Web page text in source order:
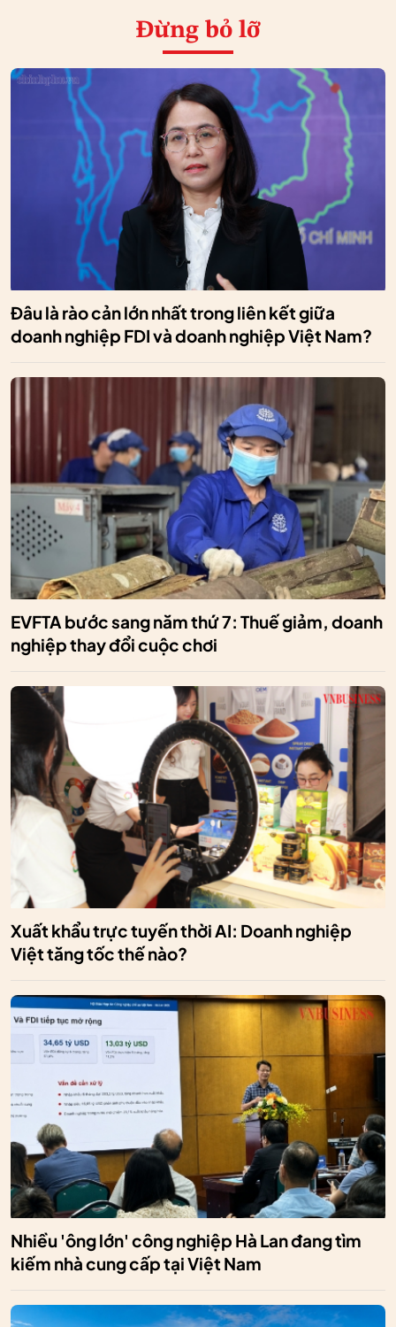
Đừng bỏ lỡ
Đâu là rào cản lớn nhất trong liên kết giữa
doanh nghiệp FDI và doanh nghiệp Việt Nam?
EVFTA bước sang năm thứ 7: Thuế giảm, doanh
nghiệp thay đổi cuộc chơi
Xuất khẩu trực tuyến thời AI: Doanh nghiệp
Việt tăng tốc thế nào?
Nhiều 'ông lớn' công nghiệp Hà Lan đang tìm
kiếm nhà cung cấp tại Việt Nam